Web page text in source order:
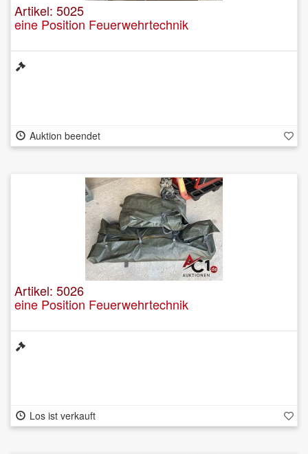
Artikel: 5025
eine Position Feuerwehrtechnik
Auktion beendet
Artikel: 5026
eine Position Feuerwehrtechnik
Los ist verkauft